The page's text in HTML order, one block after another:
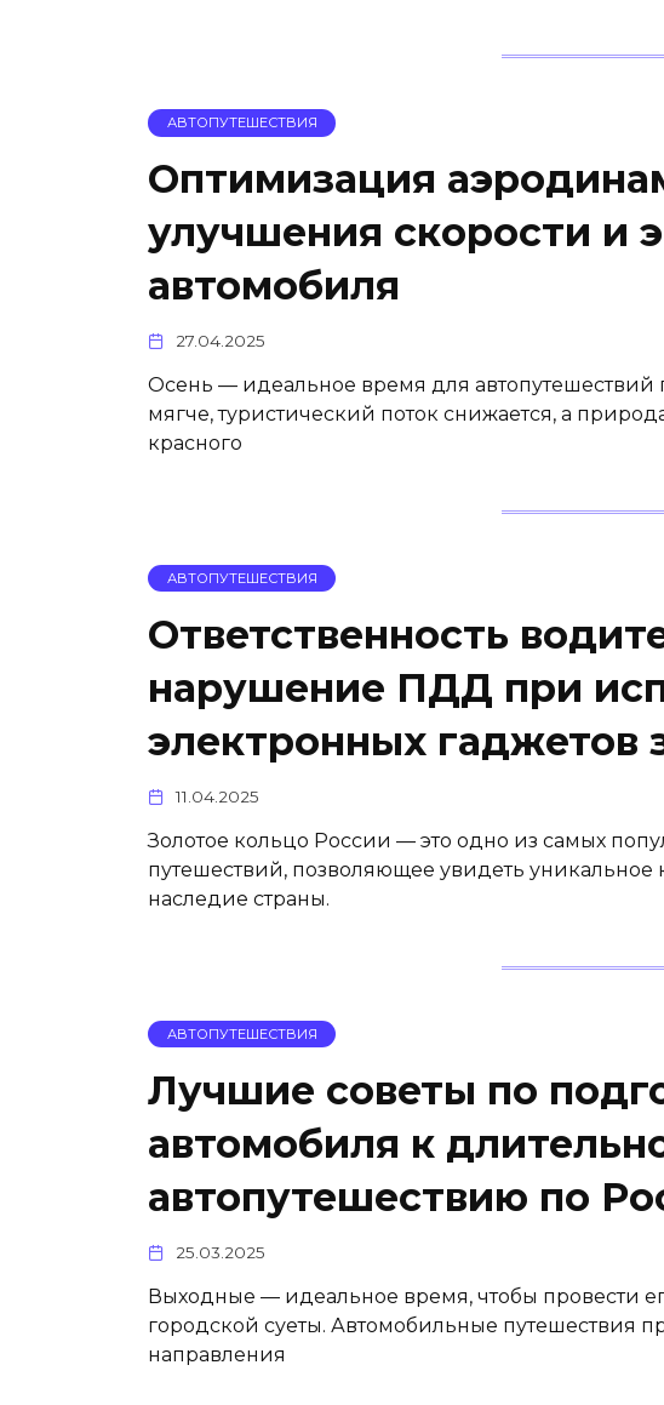
АВТОПУТЕШЕСТВИЯ
Оптимизация
улучшения скорости и
автомобиля
27.04.2025
Осень — идеальное время для автопутешествий
мягче, туристический поток снижается, а
красного
АВТОПУТЕШЕСТВИЯ
Ответственность
нарушение ПДД при
электронных гаджетов
11.04.2025
Золотое кольцо России — это одно из самых
путешествий, позволяющее увидеть уникальное
наследие страны.
АВТОПУТЕШЕСТВИЯ
Лучшие советы по
автомобиля к
автопутешествию по
25.03.2025
Выходные — идеальное время, чтобы провести
городской суеты. Автомобильные путешествия
направления